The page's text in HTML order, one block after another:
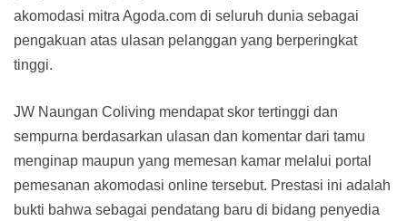
akomodasi mitra Agoda.com di seluruh dunia sebagai
pengakuan atas ulasan pelanggan yang berperingkat
tinggi.
JW Naungan Coliving mendapat skor tertinggi dan
sempurna berdasarkan ulasan dan komentar dari tamu
menginap maupun yang memesan kamar melalui portal
pemesanan akomodasi online tersebut. Prestasi ini adalah
bukti bahwa sebagai pendatang baru di bidang penyedia